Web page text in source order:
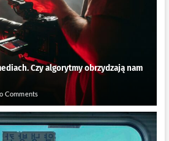
Czy algorytmy obrzydzają nam
Comments